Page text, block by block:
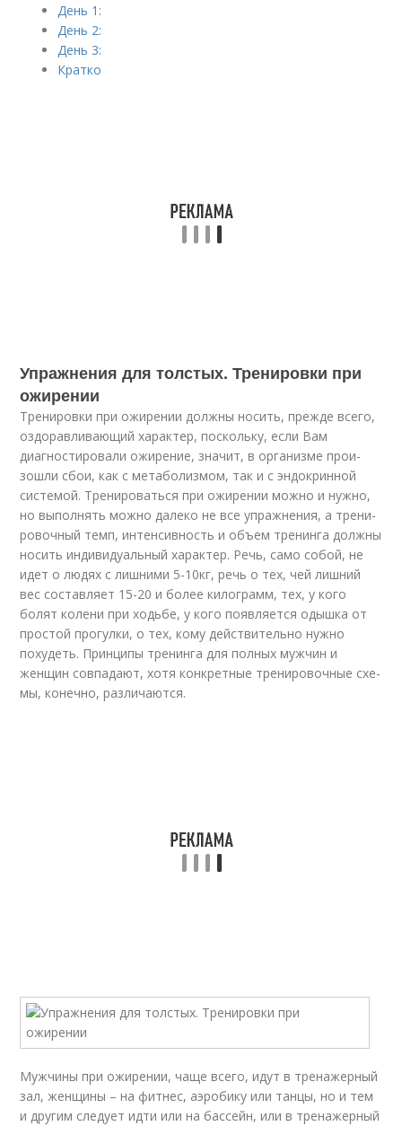
День 1:
День 2:
День 3:
Кратко
Упражнения для толстых. Тренировки при
ожирении
Тренировки при ожирении должны носить, прежде всего,
оздоравливающий ха­рак­тер, поскольку, если Вам
диагностировали ожирение, значит, в организме про­и­
зош­ли сбои, как с метаболизмом, так и с эндокринной
системой. Тренироваться при ожи­ре­нии мож­но и нужно,
но выполнять можно далеко не все упражнения, а тре­ни­
ро­воч­ный темп, интенсивность и объем тренинга должны
носить индивидуальный ха­рак­тер. Речь, са­мо со­бой, не
идет о людях с лишними 5-10кг, речь о тех, чей лишний
вес сос­тав­ля­ет 15-20 и бо­лее килограмм, тех, у кого
болят колени при ходьбе, у кого по­яв­ля­ет­ся одыш­ка от
простой прогулки, о тех, кому действительно нужно
похудеть. Прин­ци­пы тре­нин­га для полных мужчин и
женщин совпадают, хотя конкретные тре­ни­ро­воч­ные схе­
мы, ко­неч­но, раз­ли­ча­ют­ся.
Мужчины при ожирении, чаще всего, идут в тренажерный
зал, женщины – на фитнес, аэро­би­ку или танцы, но и тем
и другим следует идти или на бассейн, или в тре­на­жер­ный